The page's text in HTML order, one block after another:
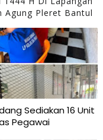
Agung Pleret Bantul
Sediakan 16 Unit
Pegawai